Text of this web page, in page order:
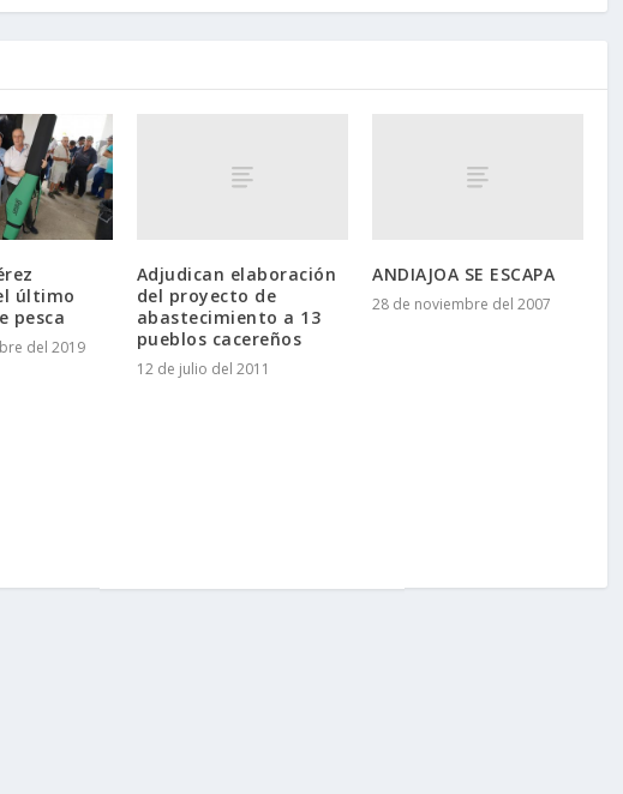
último
pesca
del 2019
Adjudican elaboración
del proyecto de
abastecimiento a 13
pueblos cacereños
12 de julio del 2011
ANDIAJOA SE ESCAPA
28 de noviembre del 2007